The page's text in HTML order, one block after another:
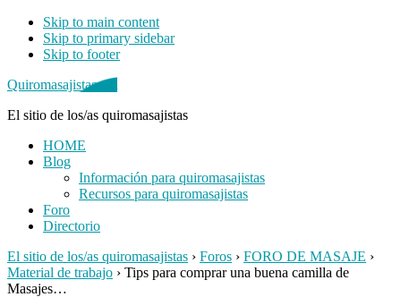
Skip to main content
Skip to primary sidebar
Skip to footer
Quiromasajistas.net
El sitio de los/as quiromasajistas
HOME
Blog
Información para quiromasajistas
Recursos para quiromasajistas
Foro
Directorio
El sitio de los/as quiromasajistas › Foros › FORO DE MASAJE ›
Material de trabajo › Tips para comprar una buena camilla de
Masajes…